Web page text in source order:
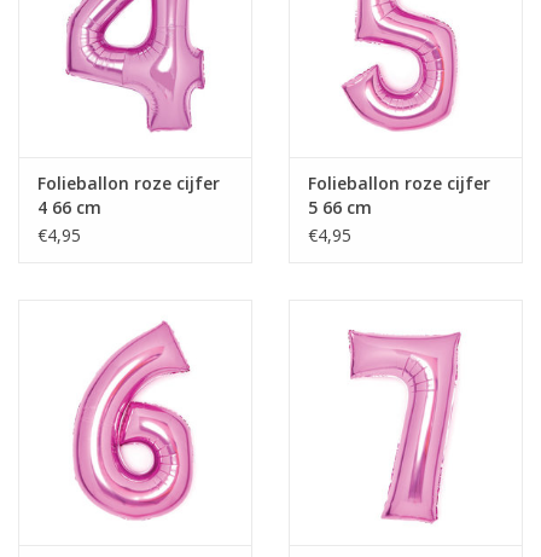
Folieballon roze cijfer
4 66 cm
€4,95
Folieballon roze cijfer
5 66 cm
€4,95